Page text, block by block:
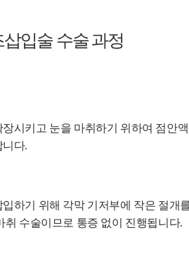
입술 수술 과정
장시키고 눈을 마취하기 위하여 점안액
니다.
입하기 위해 각막 기저부에 작은 절개
취 수술이므로 통증 없이 진행됩니다.